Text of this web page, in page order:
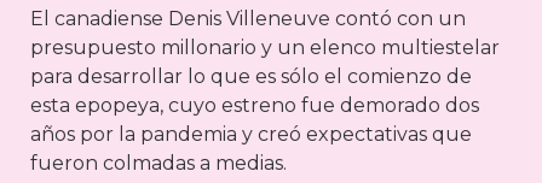
El canadiense Denis Villeneuve contó con un
presupuesto millonario y un elenco multiestelar
para desarrollar lo que es sólo el comienzo de
esta epopeya, cuyo estreno fue demorado dos
años por la pandemia y creó expectativas que
fueron colmadas a medias.